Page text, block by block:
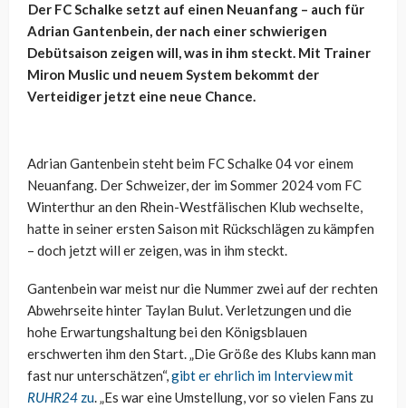
Der FC Schalke setzt auf einen Neuanfang – auch für
Adrian Gantenbein, der nach einer schwierigen
Debütsaison zeigen will, was in ihm steckt. Mit Trainer
Miron Muslic und neuem System bekommt der
Verteidiger jetzt eine neue Chance.
Adrian Gantenbein steht beim FC Schalke 04 vor einem
Neuanfang. Der Schweizer, der im Sommer 2024 vom FC
Winterthur an den Rhein-Westfälischen Klub wechselte,
hatte in seiner ersten Saison mit Rückschlägen zu kämpfen
– doch jetzt will er zeigen, was in ihm steckt.
Gantenbein war meist nur die Nummer zwei auf der rechten
Abwehrseite hinter Taylan Bulut. Verletzungen und die
hohe Erwartungshaltung bei den Königsblauen
erschwerten ihm den Start. „Die Größe des Klubs kann man
fast nur unterschätzen“,gibt er ehrlich im Interview mit
RUHR24 zu. „Es war eine Umstellung, vor so vielen Fans zu